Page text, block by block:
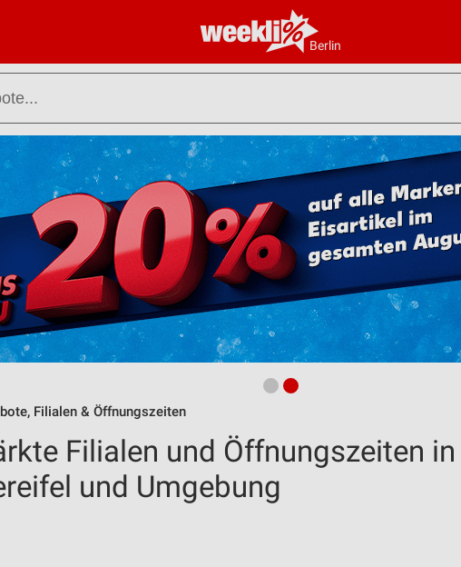
Berlin
Filialen & Öffnungszeiten
Filialen und Öffnungszeiten in
und Umgebung